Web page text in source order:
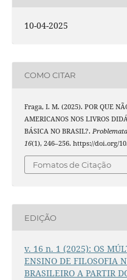
10-04-2025
COMO CITAR
Fraga, I. M. (2025). POR QUE
AMERICANOS NOS LIVROS
BÁSICA NO BRASIL?.
16(1), 246–256. https://doi.org/
Fomatos de Citação
EDIÇÃO
v. 16 n. 1 (2025): OS
ENSINO DE FILOSOFIA
BRASILEIRO A PARTIR